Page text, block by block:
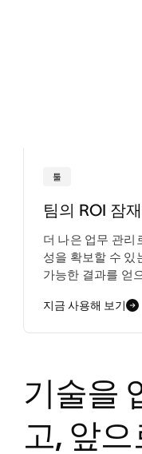
툴
팀의 ROI 잠
더 나은 업무 관리
성을 확보할 수 있
가능한 결과를 얻
지금 사용해 보기
기술을
고, 앞